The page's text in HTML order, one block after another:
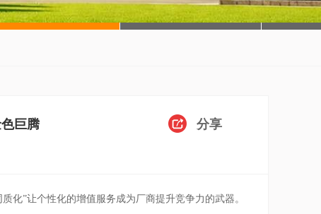
巨腾 分享
化”让个性化的增值服务成为厂商提升竞争力的武器。